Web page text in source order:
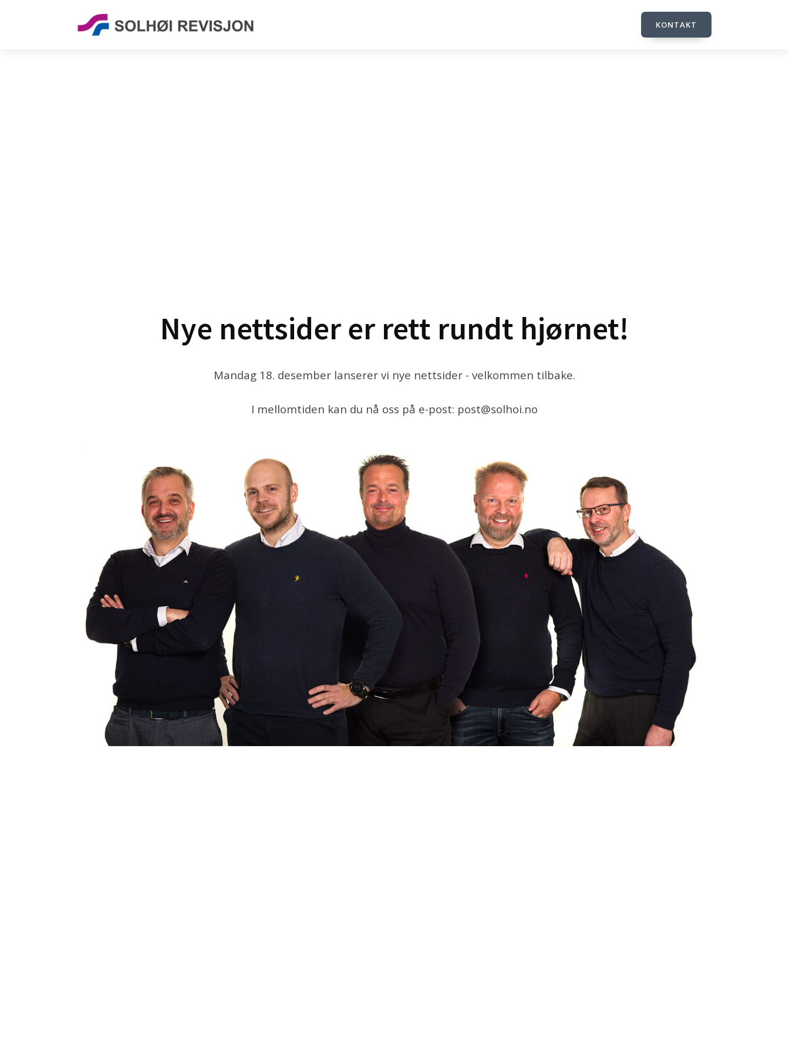
KONTAKT
Nye nettsider er rett rundt hjørnet!
Mandag 18. desember lanserer vi nye nettsider - velkommen tilbake.
I mellomtiden kan du nå oss på e-post: post@solhoi.no